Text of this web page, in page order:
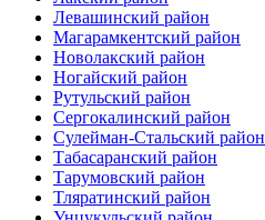
Левашинский район
Магарамкентский район
Новолакский район
Ногайский район
Рутульский район
Сергокалинский район
Сулейман-Стальский район
Табасаранский район
Тарумовский район
Тляратинский район